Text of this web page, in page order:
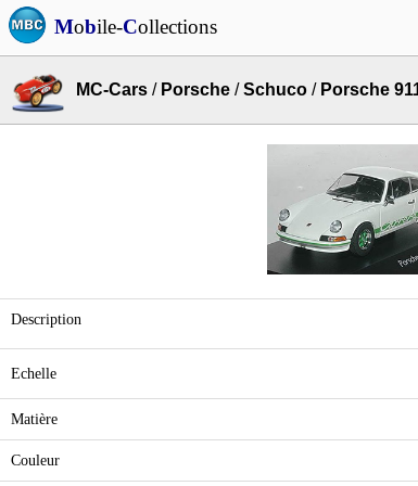
Mobile-Collections
MC-Cars / Porsche /Schuco / Porsche
Description
Echelle
Matière
Couleur